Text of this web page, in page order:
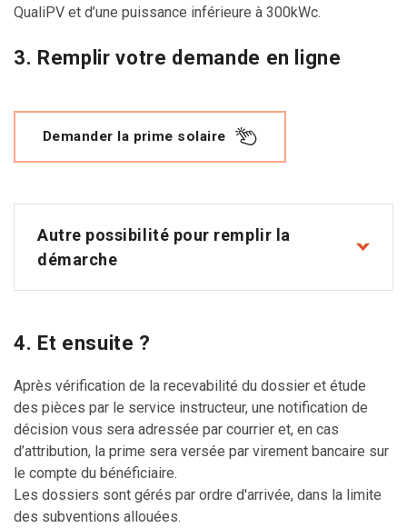
QualiPV et d’une puissance inférieure à 300kWc.
3. Remplir votre demande en ligne
Demander la prime solaire
Autre possibilité pour remplir la
démarche
4. Et ensuite ?
Après vérification de la recevabilité du dossier et étude
des pièces par le service instructeur, une notification de
décision vous sera adressée par courrier et, en cas
d’attribution, la prime sera versée par virement bancaire sur
le compte du bénéficiaire.
Les dossiers sont gérés par ordre d'arrivée, dans la limite
des subventions allouées.